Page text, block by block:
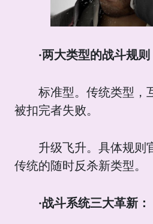
·两大类型的战斗规则
标准型。传统类型，
被扣完者失败。
升级飞升。具体规则
传统的随时反杀新类型。
·战斗系统三大革新：